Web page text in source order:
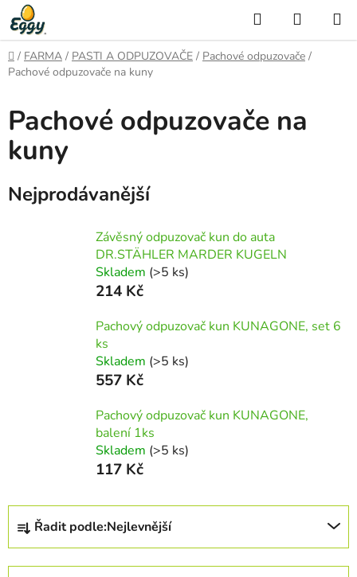
Přejít
na
obsah
Hledat
KOŠÍK
Domů
/ FARMA / PASTI A ODPUZOVAČE / Pachové odpuzovače /
Pachové odpuzovače na kuny
Pachové odpuzovače na
kuny
Nejprodávanější
Závěsný odpuzovač kun do auta
DR.STÄHLER MARDER KUGELN
Skladem (>5 ks)
214 Kč
Pachový odpuzovač kun KUNAGONE, set 6
ks
Skladem (>5 ks)
557 Kč
Pachový odpuzovač kun KUNAGONE,
balení 1ks
Skladem (>5 ks)
117 Kč
Ř
z
Řadit podle:Nejlevnější